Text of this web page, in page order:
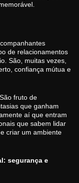
de relacionamentos
São, muitas vezes,
confiança mútua e
fruto de
que ganham
aí que entram
que sabem lidar
criar um ambiente
segurança e